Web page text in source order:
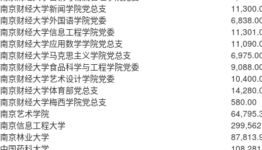
南京财经大学新闻学院党总支
南京财经大学外国语学院党委
南京财经大学信息工程学院党委
南京财经大学应用数学学院党总支
南京财经大学马克思主义学院党总支
南京财经大学食品科学与工程学院党委
南京财经大学艺术设计学院党委
南京财经大学体育部党总支
南京财经大学梅西学院党总支
580.00
南京艺术学院
南京信息工程大学
南京林业大学